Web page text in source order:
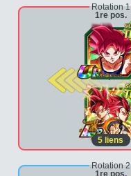
Rotation 1
1re pos.
2e pos.
5 liens
Rotation 2
1re pos.